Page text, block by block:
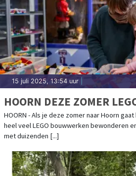
15 juli 2025, 13:54 uur
HOORN DEZE ZOMER
HOORN - Als je deze zomer naar Hoorn
heel veel LEGO bouwwerken bewonderen
met duizenden [...]